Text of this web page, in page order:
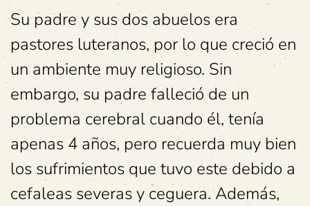
Su padre y sus dos abuelos era
pastores luteranos, por lo que creció en
un ambiente muy religioso. Sin
embargo, su padre falleció de un
problema cerebral cuando él, tenía
apenas 4 años, pero recuerda muy bien
los sufrimientos que tuvo este debido a
cefaleas severas y ceguera. Además,